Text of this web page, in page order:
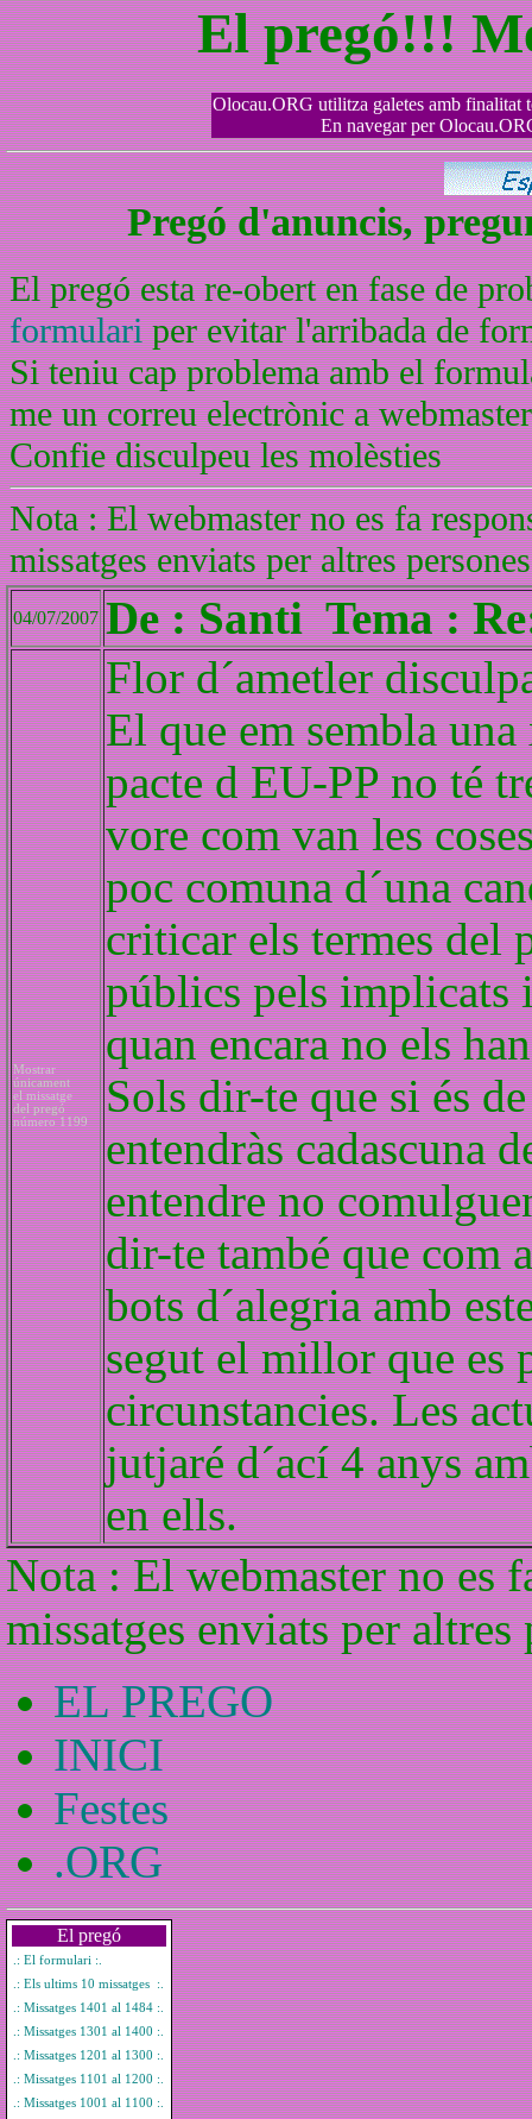
El pregó!!!
Olocau.ORG utilitza galetes amb finalitat
En navegar per
Pregó d'anuncis,
El pregó esta re-obert en fase de
formulariper evitar l'arribada de
Si teniu cap problema amb el
me un correu electrònic a
Confie disculpeu les molèsties
Nota : El webmaster no es fa
missatges enviats per altres
04/07/2007 De : Santi Tema :
Mostrar
únicament
el missatge
del pregó
número 1199
Flor d´ametler
El que em sembla
pacte d EU-PP no té
vore com van les
poc comuna d´una
criticar els termes del
públics pels implicats
quan encara no els
Sols dir-te que si és
entendràs cadascuna
entendre no
dir-te també que com
bots d´alegria amb
segut el millor que es
circunstancies. Les
jutjaré d´ací 4 anys
en ells.
Nota : El webmaster no es
missatges enviats per altres
EL PREGO
INICI
Festes
.ORG
El pregó
.: El formulari :.
.: Els ultims 10 missatges :.
.: Missatges 1401 al 1484 :.
.: Missatges 1301 al 1400 :.
.: Missatges 1201 al 1300 :.
.: Missatges 1101 al 1200 :.
.: Missatges 1001 al 1100 :.